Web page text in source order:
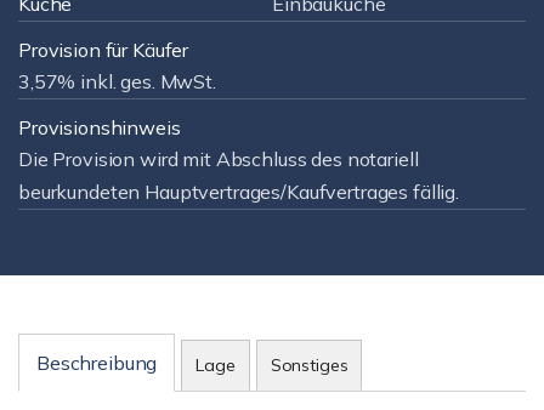
Provision für Käufer
3,57% inkl. ges. MwSt.
Provisionshinweis
Die Provision wird mit Abschluss des notariell
beurkundeten Hauptvertrages/Kaufvertrages fällig.
Beschreibung Lage Sonstiges